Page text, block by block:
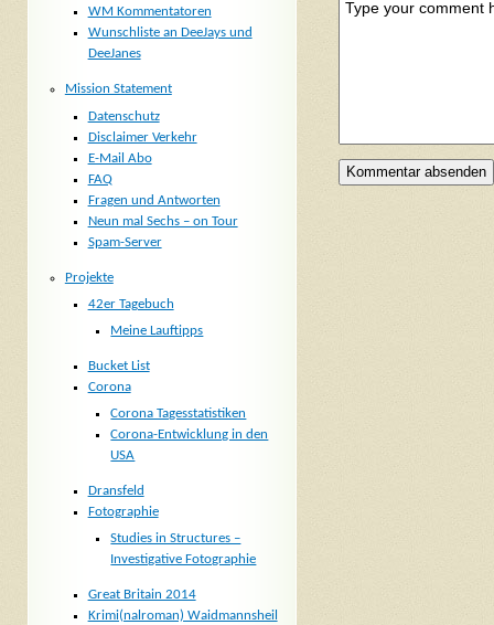
WM Kommentatoren
Wunschliste an DeeJays und
DeeJanes
Mission Statement
Datenschutz
Disclaimer Verkehr
E-Mail Abo
FAQ
Fragen und Antworten
Neun mal Sechs – on Tour
Spam-Server
Projekte
42er Tagebuch
Meine Lauftipps
Bucket List
Corona
Corona Tagesstatistiken
Corona-Entwicklung in den
USA
Dransfeld
Fotographie
Studies in Structures –
Investigative Fotographie
Great Britain 2014
Krimi(nalroman) Waidmannsheil